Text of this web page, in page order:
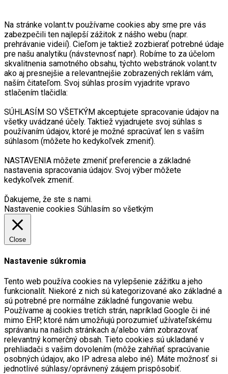
Na stránke volant.tv používame cookies aby sme pre vás
zabezpečili ten najlepší zážitok z nášho webu (napr.
prehrávanie videií). Cieľom je taktiež zozbierať potrebné údaje
pre našu analytiku (návstevnosť napr). Robíme to za účelom
skvalitnenia samotného obsahu, týchto webstránok volant.tv
ako aj presnejšie a relevantnejšie zobrazených reklám vám,
naším čitateľom. Svoj súhlas prosím vyjadrite vpravo
stlačením tlačidla:
SÚHLASÍM SO VŠETKÝM akceptujete spracovanie údajov na
všetky uvádzané účely. Taktiež vyjadrujete svoj súhlas s
používaním údajov, ktoré je možné spracúvať len s vaším
súhlasom (môžete ho kedykoľvek zmeniť).
NASTAVENIA môžete zmeniť preferencie a základné
nastavenia spracovania údajov. Svoj výber môžete
kedykoľvek zmeniť.
Ďakujeme, že ste s nami.
Nastavenie cookies Súhlasím so všetkým
Close
Nastavenie súkromia
Tento web používa cookies na vylepšenie zážitku a jeho
funkcionalít. Niekoré z nich sú kategorizované ako základné a
sú potrebné pre normálne základné fungovanie webu.
Používame aj cookies tretích strán, napríklad Google či iné
mimo EHP, ktoré nám umožňujú porozumieť užívateľskému
správaniu na našich stránkach a/alebo vám zobrazovať
relevantný komerčný obsah. Tieto cookies sú ukladané v
prehliadači s vašim dovolením (môže zahŕňať spracúvanie
osobných údajov, ako IP adresa alebo iné). Máte možnosť si
jednotlivé súhlasy/oprávnený záujem prispôsobiť.